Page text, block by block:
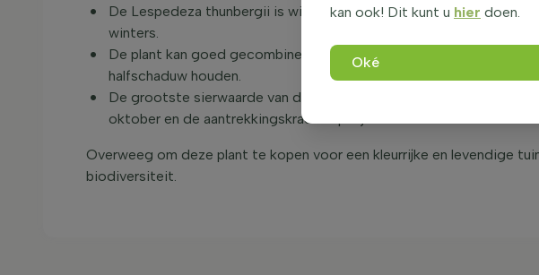
De Lespedeza thunbergii is winterhard tot -28,9°C, waardoor
winters.
De plant kan goed gecombineerd worden met andere
halfschaduw houden.
De grootste sierwaarde van de Lespedeza thunbergii ligt in de
oktober en de aantrekkingskracht op bijen en vlinders.
Overweeg om deze plant te kopen voor een kleurrijke en levendige
biodiversiteit.
kan ook! Dit kunt u hier doen.
Oké